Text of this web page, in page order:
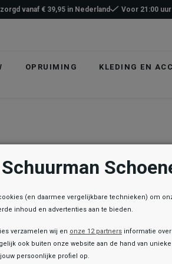
OPRUIMING KLEDING EN
vanaf € 39,95 in Nederland Voor 21:00
Schuurman
(en daarmee vergelijkbare technieken) om
inhoud en advertenties aan te bieden.
verzamelen wij en onze 12 partners informatie
ook buiten onze website aan de hand van
persoonlijke profiel op.